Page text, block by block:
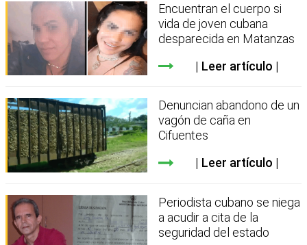
Encuentran el cuerpo si
vida de joven cubana
desparecida en Matanzas
Leer artículo
Denuncian abandono de un
vagón de caña en
Cifuentes
Leer artículo
Periodista cubano se niega
a acudir a cita de la
seguridad del estado